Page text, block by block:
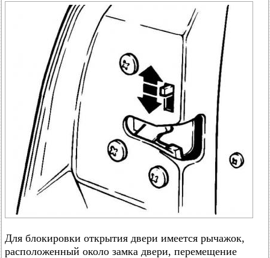
Для блокировки открытия двери имеется рычажок,
расположенный около замка двери, перемещение